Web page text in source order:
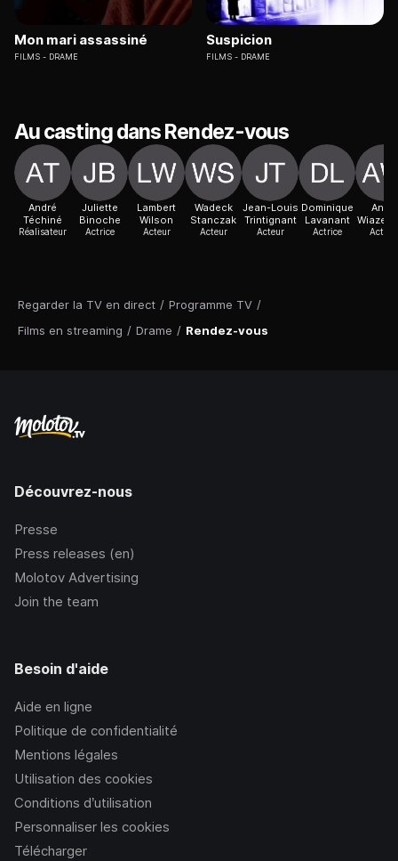
Regarder la TV en direct / Programme TV /
Films en streaming / Drame / Rendez-vous
Mon mari assassiné
FILMS DRAME
Suspicion
FILMS DRAME
Au casting dans Rendez-vous
André
Téchiné
Réalisateur
Juliette
Binoche
Actrice
Lambert
Wilson
Acteur
Wadeck
Stanczak
Acteur
Jean-Louis
Trintignant
Acteur
Dominique
Lavanant
Actrice
Anne
Actrice
Découvrez-nous
Presse
Press releases (en)
Molotov Advertising
Join the team
Besoin d'aide
Aide en ligne
Politique de confidentialité
Mentions légales
Utilisation des cookies
Conditions d’utilisation
Personnaliser les cookies
Télécharger